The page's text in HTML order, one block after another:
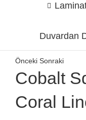
Duvardan
Önceki Sonraki
Cobalt
Coral